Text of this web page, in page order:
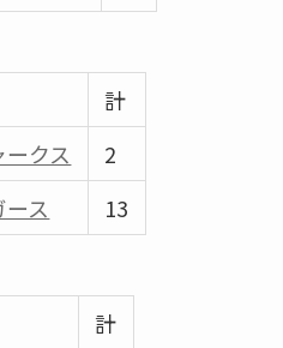
計
クス
2
ス
13
計